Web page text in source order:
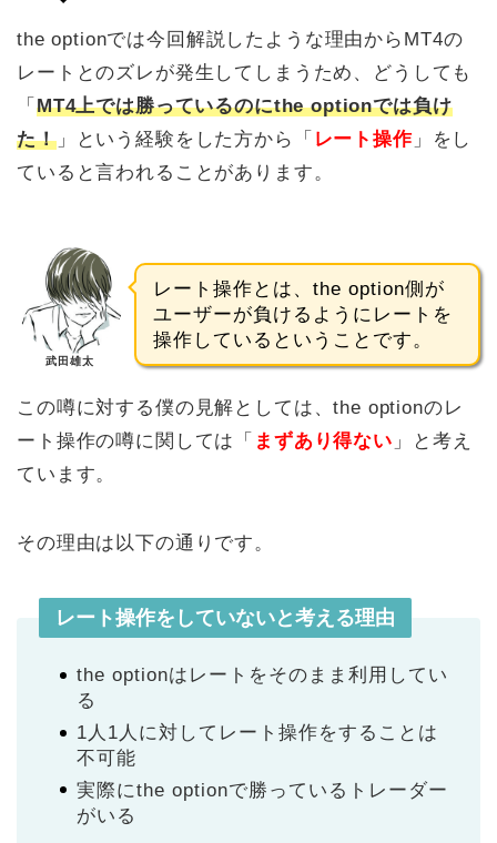
the optionでは今回解説したような理由からMT4の
レートとのズレが発生してしまうため、どうしても
「 MT4上では勝っているのにthe optionでは負け
た！」という経験をした方から「 レート操作」をし
ていると言われることがあります。
武田雄太
レート操作とは、the option側が
ユーザーが負けるようにレートを
操作しているということです。
この噂に対する僕の見解としては、the optionのレ
ート操作の噂に関しては「 まずあり得ない 」と考え
ています。
その理由は以下の通りです。
レート操作をしていないと考える理由
the optionはレートをそのまま利用してい
る
1人1人に対してレート操作をすることは
不可能
実際にthe optionで勝っているトレーダー
がいる